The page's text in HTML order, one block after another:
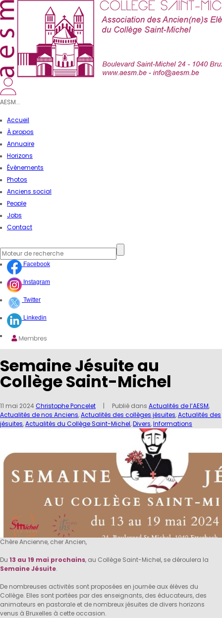
AESM...
Accueil
À propos
Annuaire
Horizons
Évènements
Photos
Anciens social
People
Jobs
Contact
Facebook
Instagram
Twitter
Linkedin
Semaine Jésuite au
Collège Saint-Michel
11 mai 2024 Christophe Poncelet | Publié dans Actualités de l’AESM,
Actualités de nos Anciens,Actualités des collèges jésuites,Actualités des
jésuites,Actualités du Collège Saint-Michel,Divers,Informations
Chère Ancienne, cher Ancien,
Du 13 au 19 mai prochains, au Collège Saint-Michel, se déroulera la
Semaine Jésuite.
De nombreuses activités sont proposées en journée aux élèves du
Collège. Elles sont portées par des enseignants, des éducateurs, des
animateurs en pastorale et de nombreux jésuites de divers horizons
venus à Bruxelles à cette occasion.